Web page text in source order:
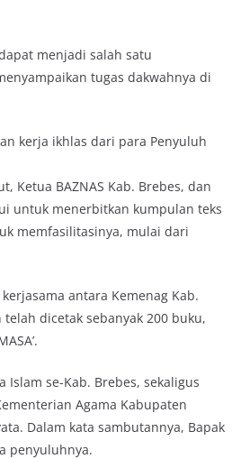
menjadi salah satu
tugas dakwahnya di
kerja ikhlas dari para Penyuluh
Ketua BAZNAS Kab. Brebes, dan
untuk menerbitkan kumpulan teks
memfasilitasinya, mulai dari
antara Kemenag Kab.
dicetak sebanyak 200 buku,
se-Kab. Brebes, sekaligus
Agama Kabupaten
Dalam kata sambutannya, Bapak
penyuluhnya.